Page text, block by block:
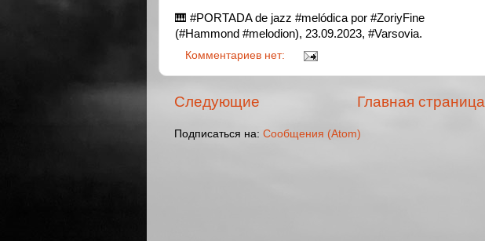
🎹 #PORTADA de jazz #melódica por #ZoriyFine
(#Hammond #melodion), 23.09.2023, #Varsovia.
Комментариев нет:
Следующие Главная страница
Подписаться на: Сообщения (Atom)